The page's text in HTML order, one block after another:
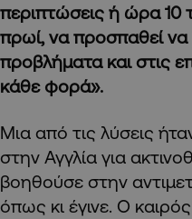
περιπτώσεις ή ώρα
πρωί, να προσπαθεί να
προβλήματα και στις
κάθε φορά».
Μια από τις λύσεις
στην Αγγλία για
βοηθούσε στην
όπως κι έγινε. Ο